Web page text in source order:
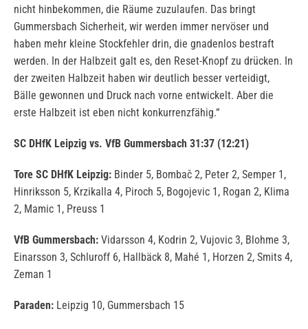
nicht hinbekommen, die Räume zuzulaufen. Das bringt
Gummersbach Sicherheit, wir werden immer nervöser und
haben mehr kleine Stockfehler drin, die gnadenlos bestraft
werden. In der Halbzeit galt es, den Reset-Knopf zu drücken. In
der zweiten Halbzeit haben wir deutlich besser verteidigt,
Bälle gewonnen und Druck nach vorne entwickelt. Aber die
erste Halbzeit ist eben nicht konkurrenzfähig.“
SC DHfK Leipzig vs. VfB Gummersbach 31:37 (12:21)
Tore SC DHfK Leipzig: Binder 5, Bombač 2, Peter 2, Semper 1,
Hinriksson 5, Krzikalla 4, Piroch 5, Bogojevic 1, Rogan 2, Klima
2, Mamic 1, Preuss 1
VfB Gummersbach: Vidarsson 4, Kodrin 2, Vujovic 3, Blohme 3,
Einarsson 3, Schluroff 6, Hallbäck 8, Mahé 1, Horzen 2, Smits 4,
Zeman 1
Paraden: Leipzig 10, Gummersbach 15